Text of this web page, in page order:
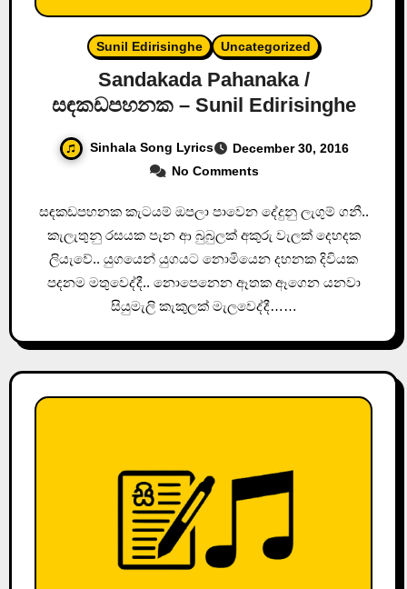
Sunil Edirisinghe Uncategorized
Sandakada Pahanaka /
සඳකඩපහනක – Sunil Edirisinghe
Sinhala Song Lyrics
December 30, 2016
No Comments
සඳකඩපහනක කැටයම් ඔපලා පාවෙන දේදුනු ලැගුම් ගනී..
කැලැතුනු රසයක පැන ආ බුබුලක් අකුරු වැලක් දෙහදක
ලියැවේ.. යුගයෙන් යුගයට නොමියෙන දහනක දිවියක
පදනම මතුවෙද්දී.. නොපෙනෙන ඈතක ඈගෙන යනවා
සියුමැලි කැකුලක් මැලවෙද්දී……